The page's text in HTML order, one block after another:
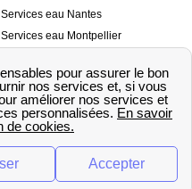
Services eau Nantes
Services eau Montpellier
Services eau Strasbourg
💧 Comparer les fournisseurs
d’eau